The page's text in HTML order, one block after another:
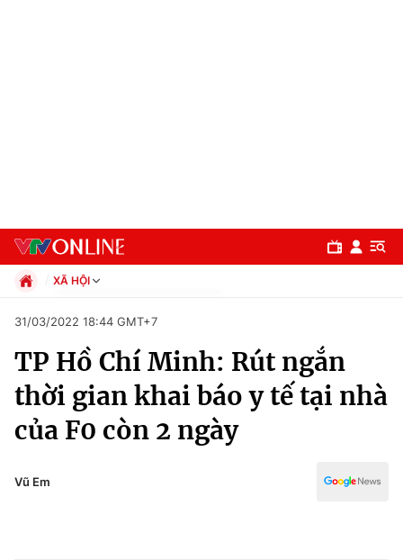
Chuyên mục
Chính trị
XÃ HỘI
Xã hội
Pháp luật
Thể thao
Truyền hình
31/03/2022 18:44 GMT+7
TP Hồ Chí Minh: Rút ngắn
thời gian khai báo y tế tại nhà
của F0 còn 2 ngày
Vũ Em